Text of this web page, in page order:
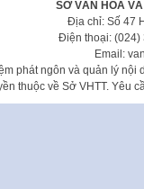
SỞ VĂN HÓA
Địa chỉ: Số 47
Điện thoại: (024)
Email:
phát ngôn và quản lý nội
thuộc về Sở VHTT. Yêu